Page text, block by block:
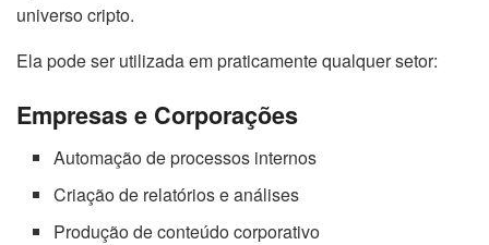
universo cripto.
Ela pode ser utilizada em praticamente qualquer setor:
Empresas e Corporações
Automação de processos internos
Criação de relatórios e análises
Produção de conteúdo corporativo